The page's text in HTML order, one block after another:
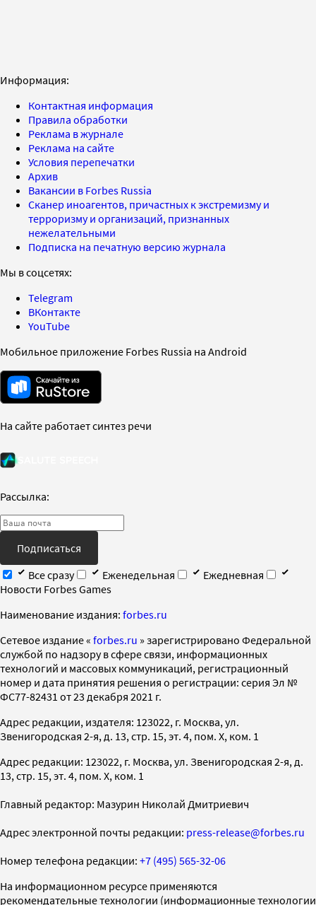
Информация:
Контактная информация
Правила обработки
Реклама в журнале
Реклама на сайте
Условия перепечатки
Архив
Вакансии в Forbes Russia
Сканер иноагентов, причастных к экстремизму и
терроризму и организаций, признанных
нежелательными
Подписка на печатную версию журнала
Мы в соцсетях:
Telegram
ВКонтакте
YouTube
Мобильное приложение Forbes Russia на Android
На сайте работает синтез речи
Рассылка:
Подписаться
Все сразу
Еженедельная
Ежедневная
Новости Forbes Games
Наименование издания: forbes.ru
Cетевое издание « forbes.ru » зарегистрировано Федеральной
службой по надзору в сфере связи, информационных
технологий и массовых коммуникаций, регистрационный
номер и дата принятия решения о регистрации: серия Эл №
ФС77-82431 от 23 декабря 2021 г.
Адрес редакции, издателя: 123022, г. Москва, ул.
Звенигородская 2-я, д. 13, стр. 15, эт. 4, пом. X, ком. 1
Адрес редакции: 123022, г. Москва, ул. Звенигородская 2-я, д.
13, стр. 15, эт. 4, пом. X, ком. 1
Главный редактор: Мазурин Николай Дмитриевич
Адрес электронной почты редакции: press-release@forbes.ru
Номер телефона редакции: +7 (495) 565-32-06
На информационном ресурсе применяются
рекомендательные технологии (информационные технологии